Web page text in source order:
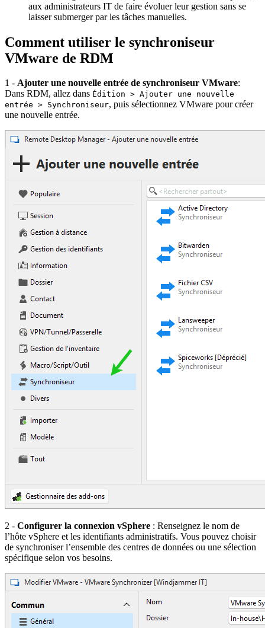
aux administrateurs IT de faire évoluer leur gestion sans se
laisser submerger par les tâches manuelles.
Comment utiliser le synchroniseur
VMware de RDM
1 - Ajouter une nouvelle entrée de synchroniseur VMware:
Dans RDM, allez dans Édition > Ajouter une nouvelle
entrée > Synchroniseur, puis sélectionnez VMware pour créer
une nouvelle entrée.
2 - Configurer la connexion vSphere : Renseignez le nom de
l’hôte vSphere et les identifiants administratifs. Vous pouvez choisir
de synchroniser l’ensemble des centres de données ou une sélection
spécifique selon vos besoins.